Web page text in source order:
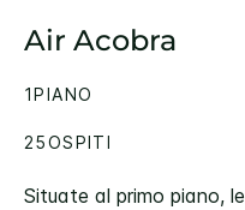
Air Acobra
Situate al primo piano,
1PIANO
25OSPITI